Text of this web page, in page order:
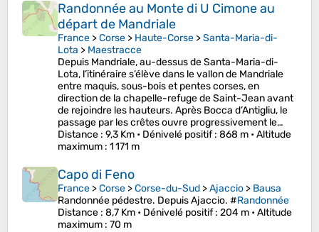
Randonnée au Monte di U Cimone au
départ de Mandriale
France >Corse > Haute-Corse >Santa-Maria-di-
Lota > Maestracce
Depuis Mandriale, au-dessus de Santa-Maria-di-
Lota, l’itinéraire s’élève dans le vallon de Mandriale
entre maquis, sous-bois et pentes corses, en
direction de la chapelle-refuge de Saint-Jean avant
de rejoindre les hauteurs. Après Bocca d’Antigliu, le
passage par les crêtes ouvre progressivement le…
Distance : 9,3 Km • Dénivelé positif: 868 m •Altitude
maximum : 1 171 m
Capo di Feno
France >Corse >Corse-du-Sud >Ajaccio > Bausa
Randonnée pédestre. Depuis Ajaccio. #Randonnée
Distance : 8,7 Km • Dénivelé positif: 204 m •Altitude
maximum : 70 m